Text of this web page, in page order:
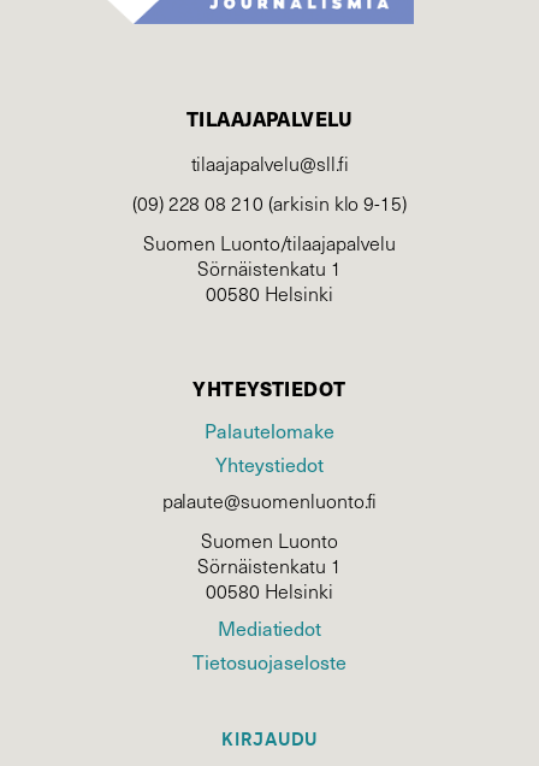
TILAAJAPALVELU
tilaajapalvelu@sll.fi
(09) 228 08 210 (arkisin klo 9-15)
Suomen Luonto/tilaajapalvelu
Sörnäistenkatu 1
00580 Helsinki
YHTEYSTIEDOT
Palautelomake
Yhteystiedot
palaute@suomenluonto.fi
Suomen Luonto
Sörnäistenkatu 1
00580 Helsinki
Mediatiedot
Tietosuojaseloste
KIRJAUDU